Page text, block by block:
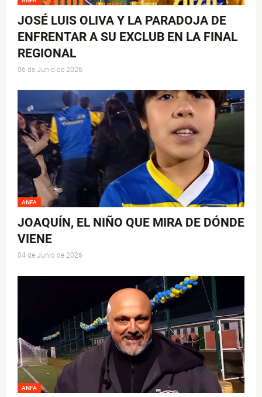
JOSÉ LUIS OLIVA Y LA PARADOJA DE
ENFRENTAR A SU EXCLUB EN LA FINAL
REGIONAL
06 de Junio de 2026
ANFA
JOAQUÍN, EL NIÑO QUE MIRA DE DÓNDE
VIENE
04 de Junio de 2026
ANFA